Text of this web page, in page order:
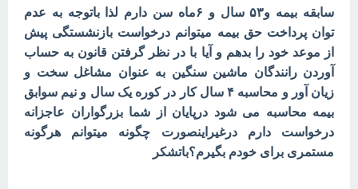
سابقه بیمه و۵۳ سال و ۶ماه سن دارم لذا باتوجه به عدم
توان پرداخت حق بیمه میتوانم درخواست بازنشستگی پیش
از موعد خود را بدهم و آیا با در نظر گرفتن قانون به حساب
آوردن رانندگان ماشین سنگین به عنوان مشاغل سخت و
زیان آور و محاسبه ۴ سال کار در کوره یک سال و نیم سوابق
بیمه محاسبه می شود درپایان از شما بزرگواران عاجزانه
درخواست دارم درغیراینصورت چگونه میتوانم هرگونه
مستمری برای خودم بگیرم؟باتشکر